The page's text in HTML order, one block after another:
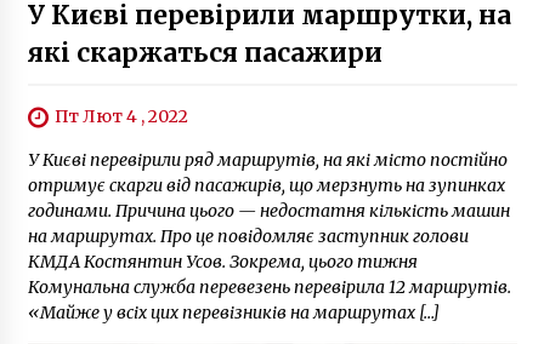
У Києві перевірили маршрутки, на
які скаржаться пасажири
Пт Лют 4 , 2022
У Києві перевірили ряд маршрутів, на які місто постійно
отримує скарги від пасажирів, що мерзнуть на зупинках
годинами. Причина цього — недостатня кількість машин
на маршрутах. Про це повідомляє заступник голови
КМДА Костянтин Усов. Зокрема, цього тижня
Комунальна служба перевезень перевірила 12 маршрутів.
«Майже у всіх цих перевізників на маршрутах […]